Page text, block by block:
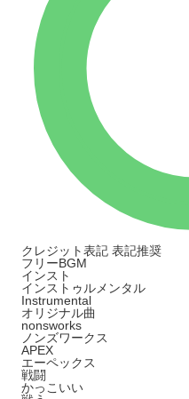
クレジット表記 表記推奨
フリーBGM
インスト
インストゥルメンタル
Instrumental
オリジナル曲
nonsworks
ノンズワークス
APEX
エーペックス
戦闘
かっこいい